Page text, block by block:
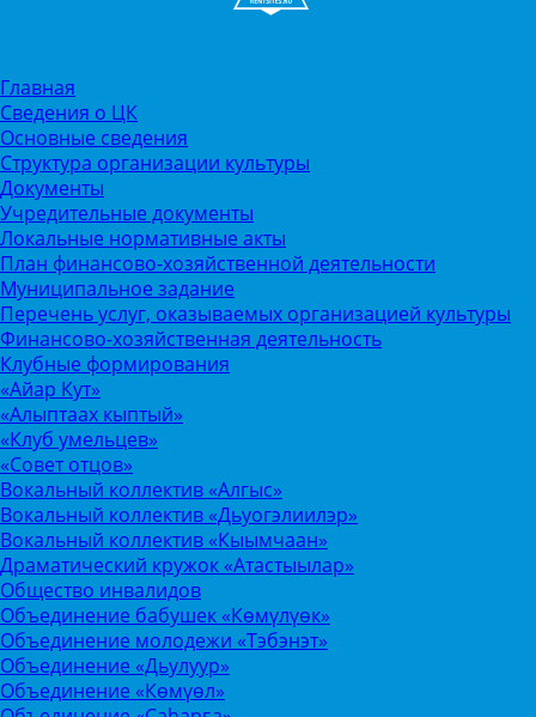
Главная
Сведения о ЦК
Основные сведения
Структура организации культуры
Документы
Учредительные документы
Локальные нормативные акты
План финансово-хозяйственной деятельности
Муниципальное задание
Перечень услуг, оказываемых организацией культуры
Финансово-хозяйственная деятельность
Клубные формирования
«Айар Кут»
«Алыптаах кыптый»
«Клуб умельцев»
«Совет отцов»
Вокальный коллектив «Алгыс»
Вокальный коллектив «Дьуогэлиилэр»
Вокальный коллектив «Кыымчаан»
Драматический кружок «Атастыылар»
Общество инвалидов
Объединение бабушек «Көмүлүөк»
Объединение молодежи «Тэбэнэт»
Объединение «Дьулуур»
Объединение «Көмүөл»